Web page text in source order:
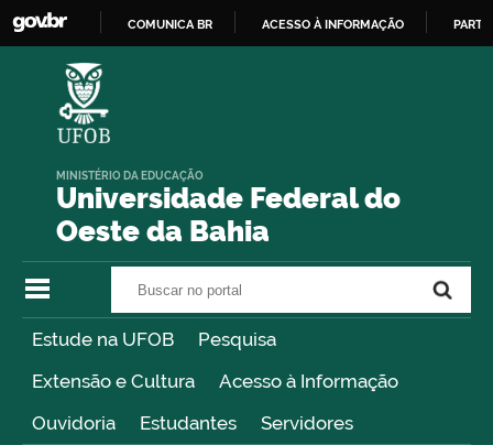
COMUNICA BR ACESSO À INFORMAÇÃO
Universidade Federal do
Oeste da Bahia
MINISTÉRIO DA EDUCAÇÃO
Estude na UFOB
Pesquisa
Extensão e Cultura
Acesso à Informação
Ouvidoria
Estudantes Servidores